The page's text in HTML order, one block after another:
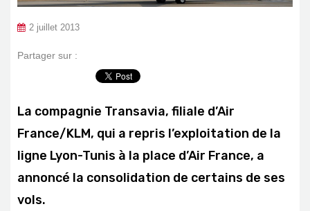
2 juillet 2013
Partager sur :
La compagnie Transavia, filiale d’Air
France/KLM, qui a repris l’exploitation de la
ligne Lyon-Tunis à la place d’Air France, a
annoncé la consolidation de certains de ses
vols.